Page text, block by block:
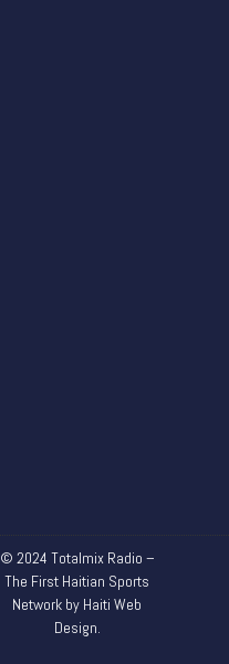
© 2024 Totalmix Radio –
The First Haitian Sports
Network by Haiti Web
Design.